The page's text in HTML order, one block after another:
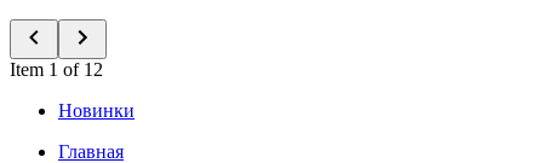
Item 1 of 12
Новинки
Главная